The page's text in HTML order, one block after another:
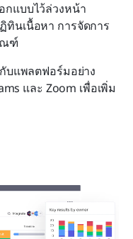
แบบไว้ล่วงหน้า
ทินเนื้อหา การจัดการ
ณฑ์
บแพลตฟอร์มอย่าง
และ Zoom เพื่อเพิ่ม